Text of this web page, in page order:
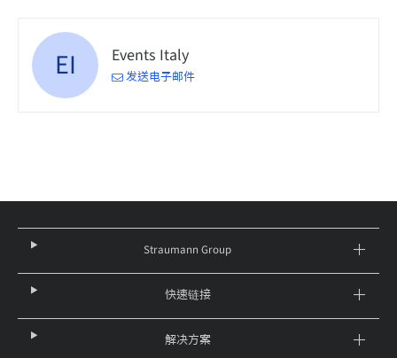
EI Events Italy
发送电子邮件
Straumann Group
快速链接
解决方案